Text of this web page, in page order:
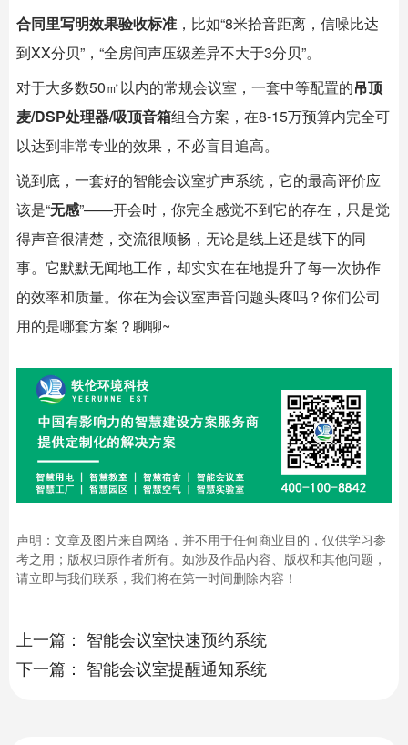
合同里写明效果验收标准 ，比如“8米拾音距离，信噪比达
到XX分贝”，“全房间声压级差异不大于3分贝”。
对于大多数50㎡以内的常规会议室，一套中等配置的吊顶
麦/DSP处理器/吸顶音箱组合方案，在8-15万预算内完全可
以达到非常专业的效果，不必盲目追高。
说到底，一套好的智能会议室扩声系统，它的最高评价应
该是“无感”——开会时，你完全感觉不到它的存在，只是觉
得声音很清楚，交流很顺畅，无论是线上还是线下的同
事。它默默无闻地工作，却实实在在地提升了每一次协作
的效率和质量。你在为会议室声音问题头疼吗？你们公司
用的是哪套方案？聊聊~
声明：文章及图片来自网络，并不用于任何商业目的，仅供学习参
考之用；版权归原作者所有。如涉及作品内容、版权和其他问题，
请立即与我们联系，我们将在第一时间删除内容！
上一篇： 智能会议室快速预约系统
下一篇： 智能会议室提醒通知系统